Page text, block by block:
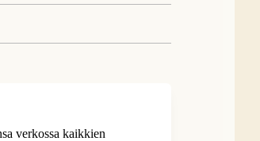
verkossa kaikkien